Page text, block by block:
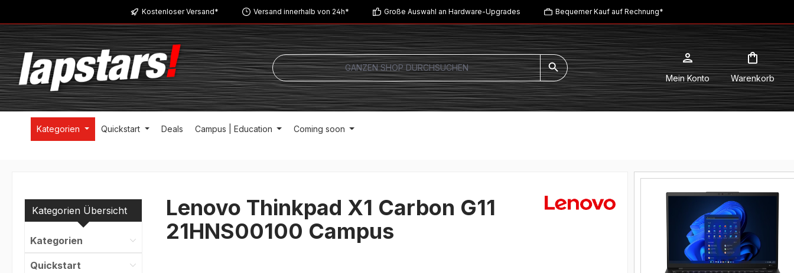
Zur Hauptnavigation springenKostenloser Versand* Versand innerhalb von 24h* Große Auswahl an Hardware-Upgrades Bequemer Kauf auf Rechnung*
Mein Konto Warenkorb
Kategorien Quickstart Deals Campus | Education Coming soon
Kategorien Übersicht
Kategorien
Quickstart
Lenovo Thinkpad X1 Carbon G11
21HNS00100 Campus